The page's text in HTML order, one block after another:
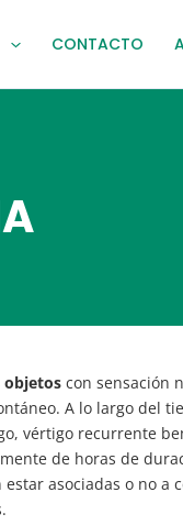
CONTACTO
objetos con sensación
A lo largo del
vértigo recurrente
de horas de
asociadas o no